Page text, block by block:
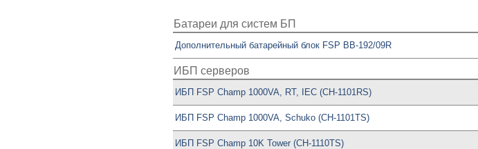
Батареи для систем БП
Дополнительный батарейный блок FSP BB-192/09R
ИБП серверов
ИБП FSP Champ 1000VA, RT, IEC (CH-1101RS)
ИБП FSP Champ 1000VA, Schuko (CH-1101TS)
ИБП FSP Champ 10K Tower (CH-1110TS)